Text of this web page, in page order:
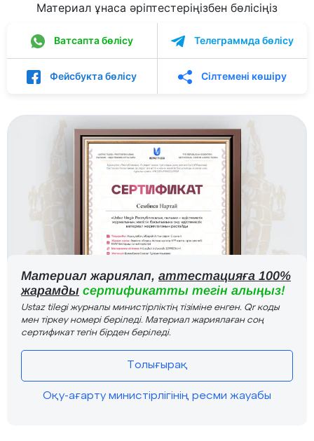
Материал ұнаса әріптестеріңізбен бөлісіңіз
Ватсапта бөлісу Телеграммда бөлісу
Фейсбукта бөлісу Сілтемені көшіру
Материал жариялап, аттестацияға 100%
жарамды сертификатты тегін алыңыз!
Ustaz tilegi журналы министірліктің тізіміне енген. Qr коды
мен тіркеу номері беріледі. Материал жариялаған соң
сертификат тегін бірден беріледі.
Толығырақ
Оқу-ағарту министірлігінің ресми жауабы